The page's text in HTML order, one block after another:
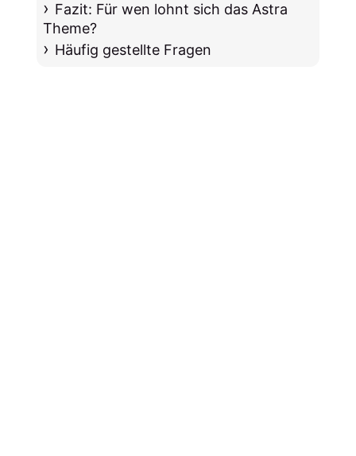
Fazit: Für wen lohnt sich das Astra
Theme?
Häufig gestellte Fragen